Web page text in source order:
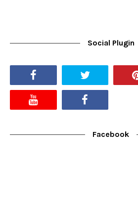
Social Plugin
Facebook